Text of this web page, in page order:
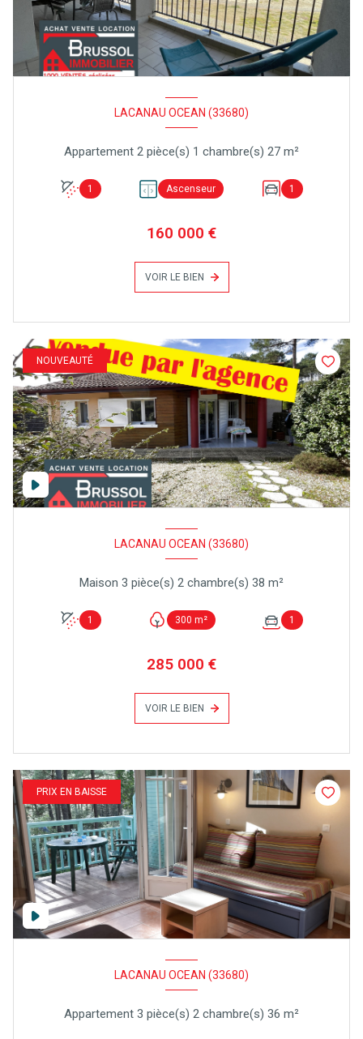
LACANAU OCEAN (33680)
Appartement 2 pièce(s) 1 chambre(s) 27 m²
1 Ascenseur 1
160 000 €
VOIR LE BIEN
NOUVEAUTÉ
LACANAU OCEAN (33680)
Maison 3 pièce(s) 2 chambre(s) 38 m²
1 300 m² 1
285 000 €
VOIR LE BIEN
PRIX EN BAISSE
LACANAU OCEAN (33680)
Appartement 3 pièce(s) 2 chambre(s) 36 m²